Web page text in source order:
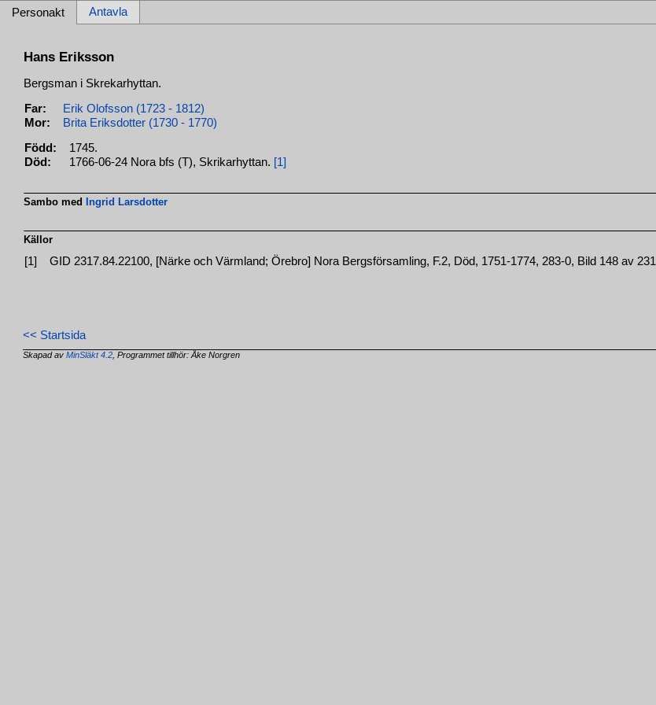
Personakt Antavla
Hans Eriksson
Bergsman i Skrekarhyttan.
Far:
Erik Olofsson (1723 - 1812)
Mor:
Brita Eriksdotter (1730 - 1770)
Född:
1745.
Död:
1766-06-24 Nora bfs (T), Skrikarhyttan. [1]
Sambo medIngrid Larsdotter
Källor
[1] GID 2317.84.22100, [Närke och Värmland; Örebro] Nora Bergsförsamling, F.2, Död, 1751-1774, 283-0, Bild 148 av 231
<< Startsida
Skapad avMinSläkt 4.2 , Programmet tillhör: Åke Norgren